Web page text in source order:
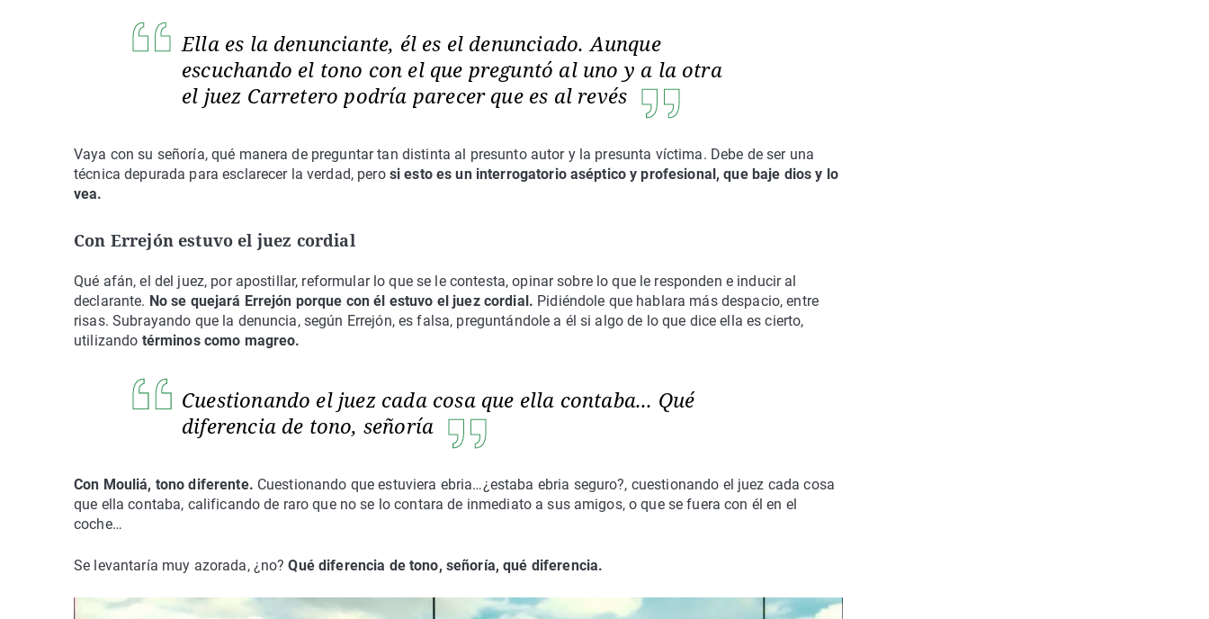
Ella es la denunciante, él es el denunciado. Aunque
escuchando el tono con el que preguntó al uno y a la otra
el juez Carretero podría parecer que es al revés
Vaya con su señoría, qué manera de preguntar tan distinta al presunto autor y la presunta víctima. Debe de ser una
técnica depurada para esclarecer la verdad, pero si esto es un interrogatorio aséptico y profesional, que baje dios y lo
vea.
Con Errejón estuvo el juez cordial
Qué afán, el del juez, por apostillar, reformular lo que se le contesta, opinar sobre lo que le responden e inducir al
declarante. No se quejará Errejón porque con él estuvo el juez cordial. Pidiéndole que hablara más despacio, entre
risas. Subrayando que la denuncia, según Errejón, es falsa, preguntándole a él si algo de lo que dice ella es cierto,
utilizando términos como magreo.
Cuestionando el juez cada cosa que ella contaba... Qué
diferencia de tono, señoría
Con Mouliá, tono diferente. Cuestionando que estuviera ebria…¿estaba ebria seguro?, cuestionando el juez cada cosa
que ella contaba, calificando de raro que no se lo contara de inmediato a sus amigos, o que se fuera con él en el
coche…
Se levantaría muy azorada, ¿no?Qué diferencia de tono, señoría, qué diferencia.